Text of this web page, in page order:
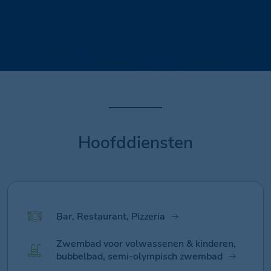
Hoofddiensten
Bar, Restaurant, Pizzeria
Zwembad voor volwassenen & kinderen,
bubbelbad, semi-olympisch zwembad